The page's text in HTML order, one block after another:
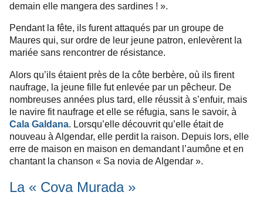
demain elle mangera des sardines ! ».
Pendant la fête, ils furent attaqués par un groupe de
Maures qui, sur ordre de leur jeune patron, enlevèrent la
mariée sans rencontrer de résistance.
Alors qu’ils étaient près de la côte berbère, où ils firent
naufrage, la jeune fille fut enlevée par un pêcheur. De
nombreuses années plus tard, elle réussit à s’enfuir, mais
le navire fit naufrage et elle se réfugia, sans le savoir, à
Cala Galdana. Lorsqu’elle découvrit qu’elle était de
nouveau à Algendar, elle perdit la raison. Depuis lors, elle
erre de maison en maison en demandant l’aumône et en
chantant la chanson « Sa novia de Algendar ».
La « Cova Murada »